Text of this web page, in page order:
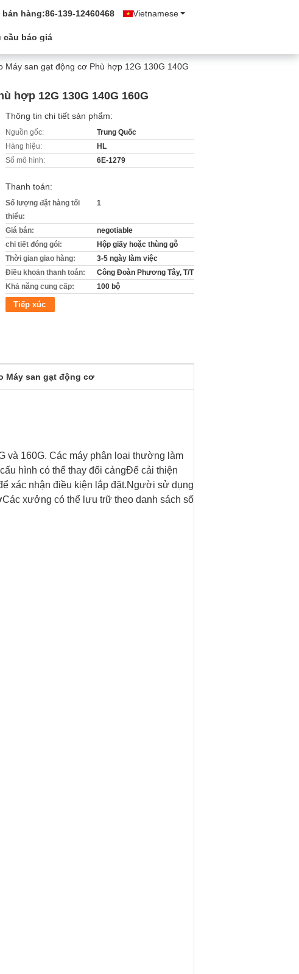
Vietnamese
hàng:86-139-12460468
cầu báo giá
san gạt động cơ Phù hợp 12G 130G 140G
hợp 12G 130G 140G 160G
Thông tin chi tiết sản phẩm:
Nguồn gốc:
Trung Quốc
Hàng hiệu:
HL
Số mô hình:
6E-1279
Thanh toán:
Số lượng đặt hàng tối
thiểu:
1
Giá bán:
negotiable
chi tiết đóng gói:
Hộp giấy hoặc thùng gỗ
Thời gian giao hàng:
3-5 ngày làm việc
Điều khoản thanh toán:
Công Đoàn Phương Tây, T/T
Khả năng cung cấp:
100 bộ
Tiếp xúc
Máy san gạt động cơ
và 160G. Các máy phân loại thường làm
hình có thể thay đổi cảngĐể cải thiện
xác nhận điều kiện lắp đặt.Người sử dụng
xưởng có thể lưu trữ theo danh sách số